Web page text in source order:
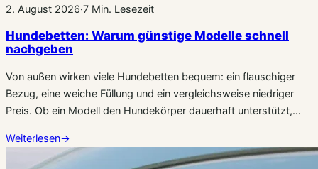
2. August 2026·7 Min. Lesezeit
Hundebetten: Warum günstige Modelle schnell
nachgeben
Von außen wirken viele Hundebetten bequem: ein flauschiger
Bezug, eine weiche Füllung und ein vergleichsweise niedriger
Preis. Ob ein Modell den Hundekörper dauerhaft unterstützt,…
Weiterlesen→